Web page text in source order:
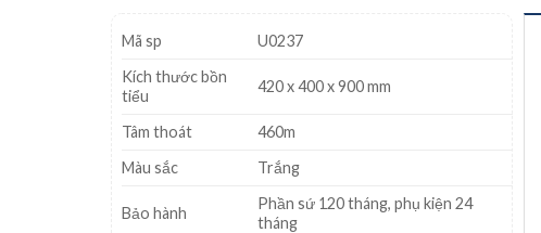
Mã sp
U0237
Kích thước bồn
tiểu
420 x 400 x 900 mm
Tâm thoát
460m
Màu sắc
Trắng
Bảo hành
Phần sứ 120 tháng, phụ kiện 24
tháng